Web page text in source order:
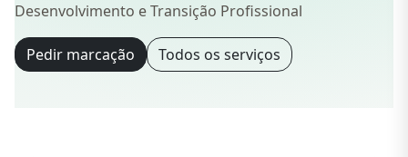
Desenvolvimento e Transição Profissional
Pedir marcação Todos os serviços